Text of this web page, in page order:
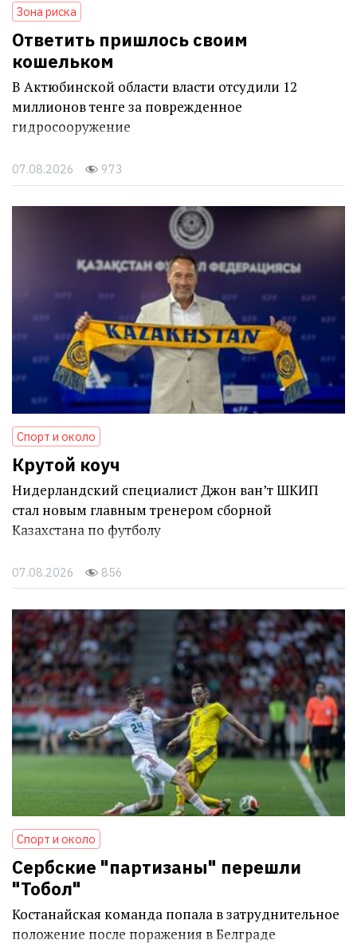
Зона риска
Ответить пришлось своим
кошельком
В Актюбинской области власти отсудили 12
миллионов тенге за поврежденное
гидросооружение
07.08.2026 973
Спорт и около
Крутой коуч
Нидерландский специалист Джон ван’т ШКИП
стал новым главным тренером сборной
Казахстана по футболу
07.08.2026 856
Спорт и около
Сербские "партизаны" перешли
"Тобол"
Костанайская команда попала в затруднительное
положение после поражения в Белграде